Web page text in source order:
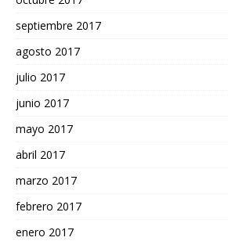
septiembre 2017
agosto 2017
julio 2017
junio 2017
mayo 2017
abril 2017
marzo 2017
febrero 2017
enero 2017